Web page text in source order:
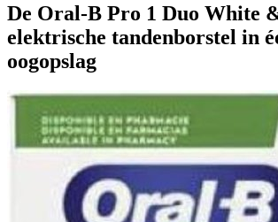
De Oral-B Pro 1 Duo White
elektrische tandenborstel in
oogopslag